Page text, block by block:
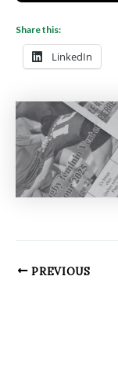
Share this:
LinkedIn
PREVIOUS